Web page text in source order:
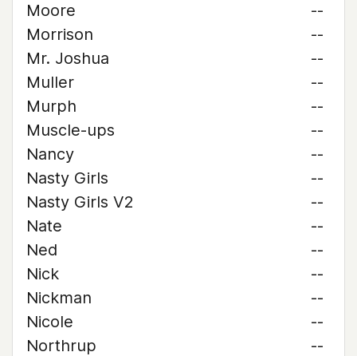
Moore
--
Morrison
--
Mr. Joshua
--
Muller
--
Murph
--
Muscle-ups
--
Nancy
--
Nasty Girls
--
Nasty Girls V2
--
Nate
--
Ned
--
Nick
--
Nickman
--
Nicole
--
Northrup
--